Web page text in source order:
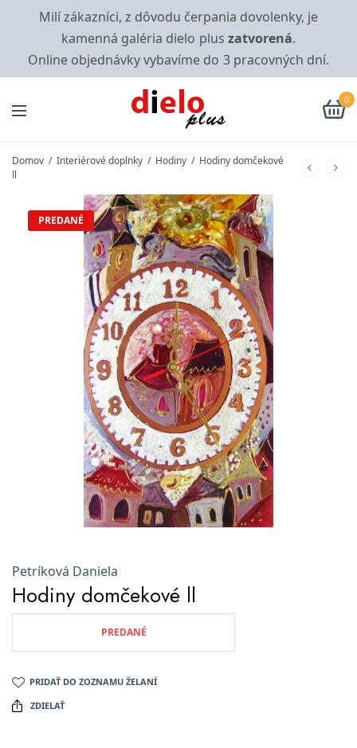
Milí zákazníci, z dôvodu čerpania dovolenky, je
kamenná galéria dielo plus zatvorená.
Online objednávky vybavíme do 3 pracovných dní.
0
Domov / Interiérové doplnky / Hodiny / Hodiny domčekové
ll
PREDANÉ
Petríková Daniela
Hodiny domčekové ll
PREDANÉ
PRIDAŤ DO ZOZNAMU ŽELANÍ
ZDIELAŤ